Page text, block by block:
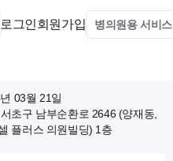
로그인회원가입 병의원용 서비스
03월 21일
초구 남부순환로 2646 (양재동,
플러스 의원빌딩) 1층